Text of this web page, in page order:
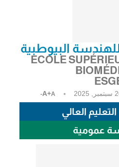
البيوطبية
ECOLE
A+A-
العالي
عمومية